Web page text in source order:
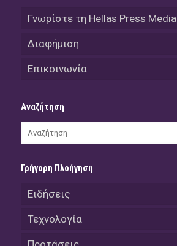
Γνωρίστε τη Hellas Press Media
Διαφήμιση
Επικοινωνία
Αναζήτηση
Γρήγορη Πλοήγηση
Ειδήσεις
Τεχνολογία